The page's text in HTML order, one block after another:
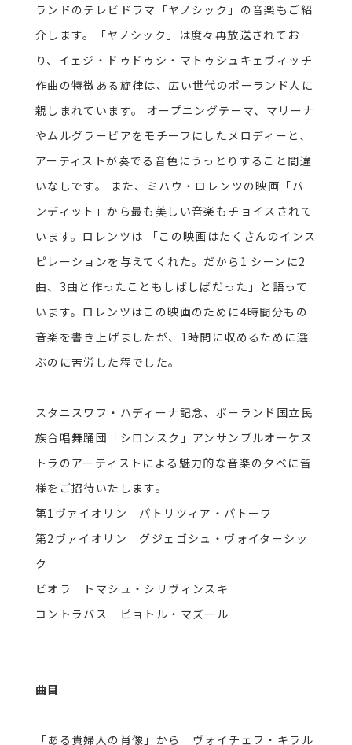
ランドのテレビドラマ「ヤノシック」の音楽もご紹
介します。「ヤノシック」は度々再放送されてお
り、イェジ・ドゥドゥシ・マトゥシュキェヴィッチ
作曲の特徴ある旋律は、広い世代のポーランド人に
親しまれています。
オープニングテーマ、マリーナ
やムルグラービアをモチーフにしたメロディーと、
アーティストが奏でる音色にうっとりすること間違
いなしです。
また、ミハウ・ロレンツの映画「バ
ンディット」から最も美しい音楽もチョイスされて
います。ロレンツは
「この映画はたくさんのインス
ピレーションを与えてくれた。だから 1 シーンに2
曲、 3曲と作ったこともしばしばだった」と語って
います。ロレンツはこの映画のために4時間分もの
音楽を書き上げましたが、 1時間に収めるために選
ぶのに苦労した程でした。
スタニスワフ・ハディーナ記念、ポーランド国立民
族合唱舞踊団「シロンスク」アンサンブルオーケス
トラのアーティストによる魅力的な音楽の夕べに皆
様をご招待いたします。
第1ヴァイオリン パトリツィア・パトーワ
第2ヴァイオリン グジェゴシュ・ヴォイターシッ
ク
ビオラ トマシュ・シリヴィンスキ
コントラバス ピョトル・マズール
曲目
「ある貴婦人の肖像」から ヴォイチェフ・キラル